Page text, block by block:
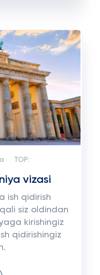
TOP:
vizasi
ish qidirish
siz oldindan
kirishingiz
qidirishingiz